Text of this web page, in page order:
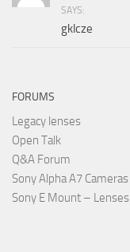
SAYS:
gklcze
FORUMS
Legacy lenses
Open Talk
Q&A Forum
Sony Alpha A7 Cameras
Sony E Mount – Lenses